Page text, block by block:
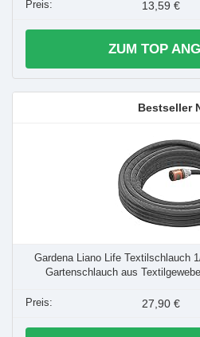
13,59 €
ZUM TOP
Gardena Liano Life Textilschlauch
Gartenschlauch aus
27,90 €